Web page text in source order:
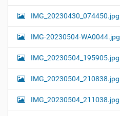
IMG_20230430_074450.jpg
IMG-20230504-WA0044.jpg
IMG_20230504_195905.jpg
IMG_20230504_210838.jpg
IMG_20230504_211038.jpg